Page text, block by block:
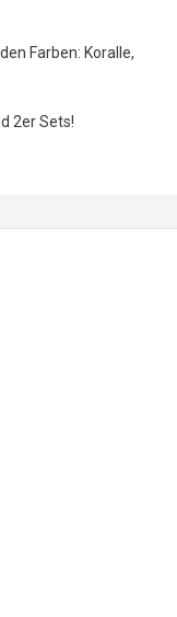
Farben: Koralle,
2er Sets!